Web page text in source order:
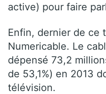
active) pour faire
Enfin, dernier de ce
Numericable. Le
dépensé 73,2
de 53,1%) en 2013
télévision.